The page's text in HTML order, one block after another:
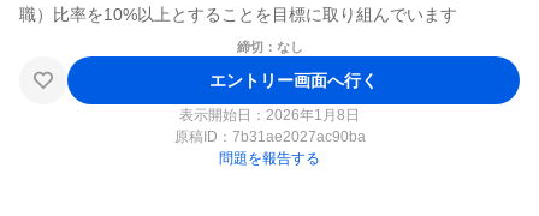
締切：なし
エントリー画面へ行く
表示開始日：2026年1月8日
原稿ID： 7b31ae2027ac90ba
問題を報告する